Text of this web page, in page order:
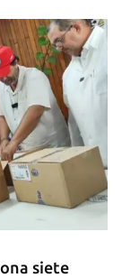
siete